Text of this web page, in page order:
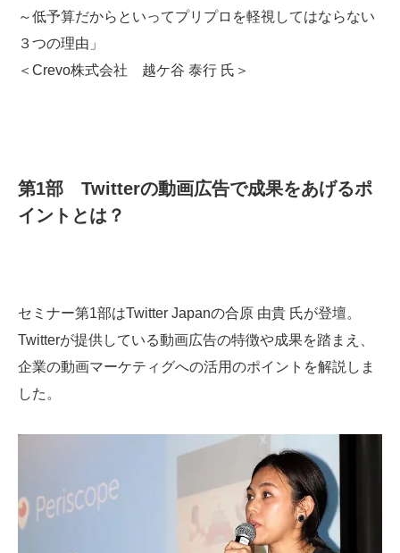
～低予算だからといってプリプロを軽視してはならない
３つの理由」
＜Crevo株式会社 越ケ谷 泰行 氏＞
第1部 Twitterの動画広告で成果をあげるポ
イントとは？
セミナー第1部はTwitter Japanの合原 由貴 氏が登壇。
Twitterが提供している動画広告の特徴や成果を踏まえ、
企業の動画マーケティグへの活用のポイントを解説しま
した。